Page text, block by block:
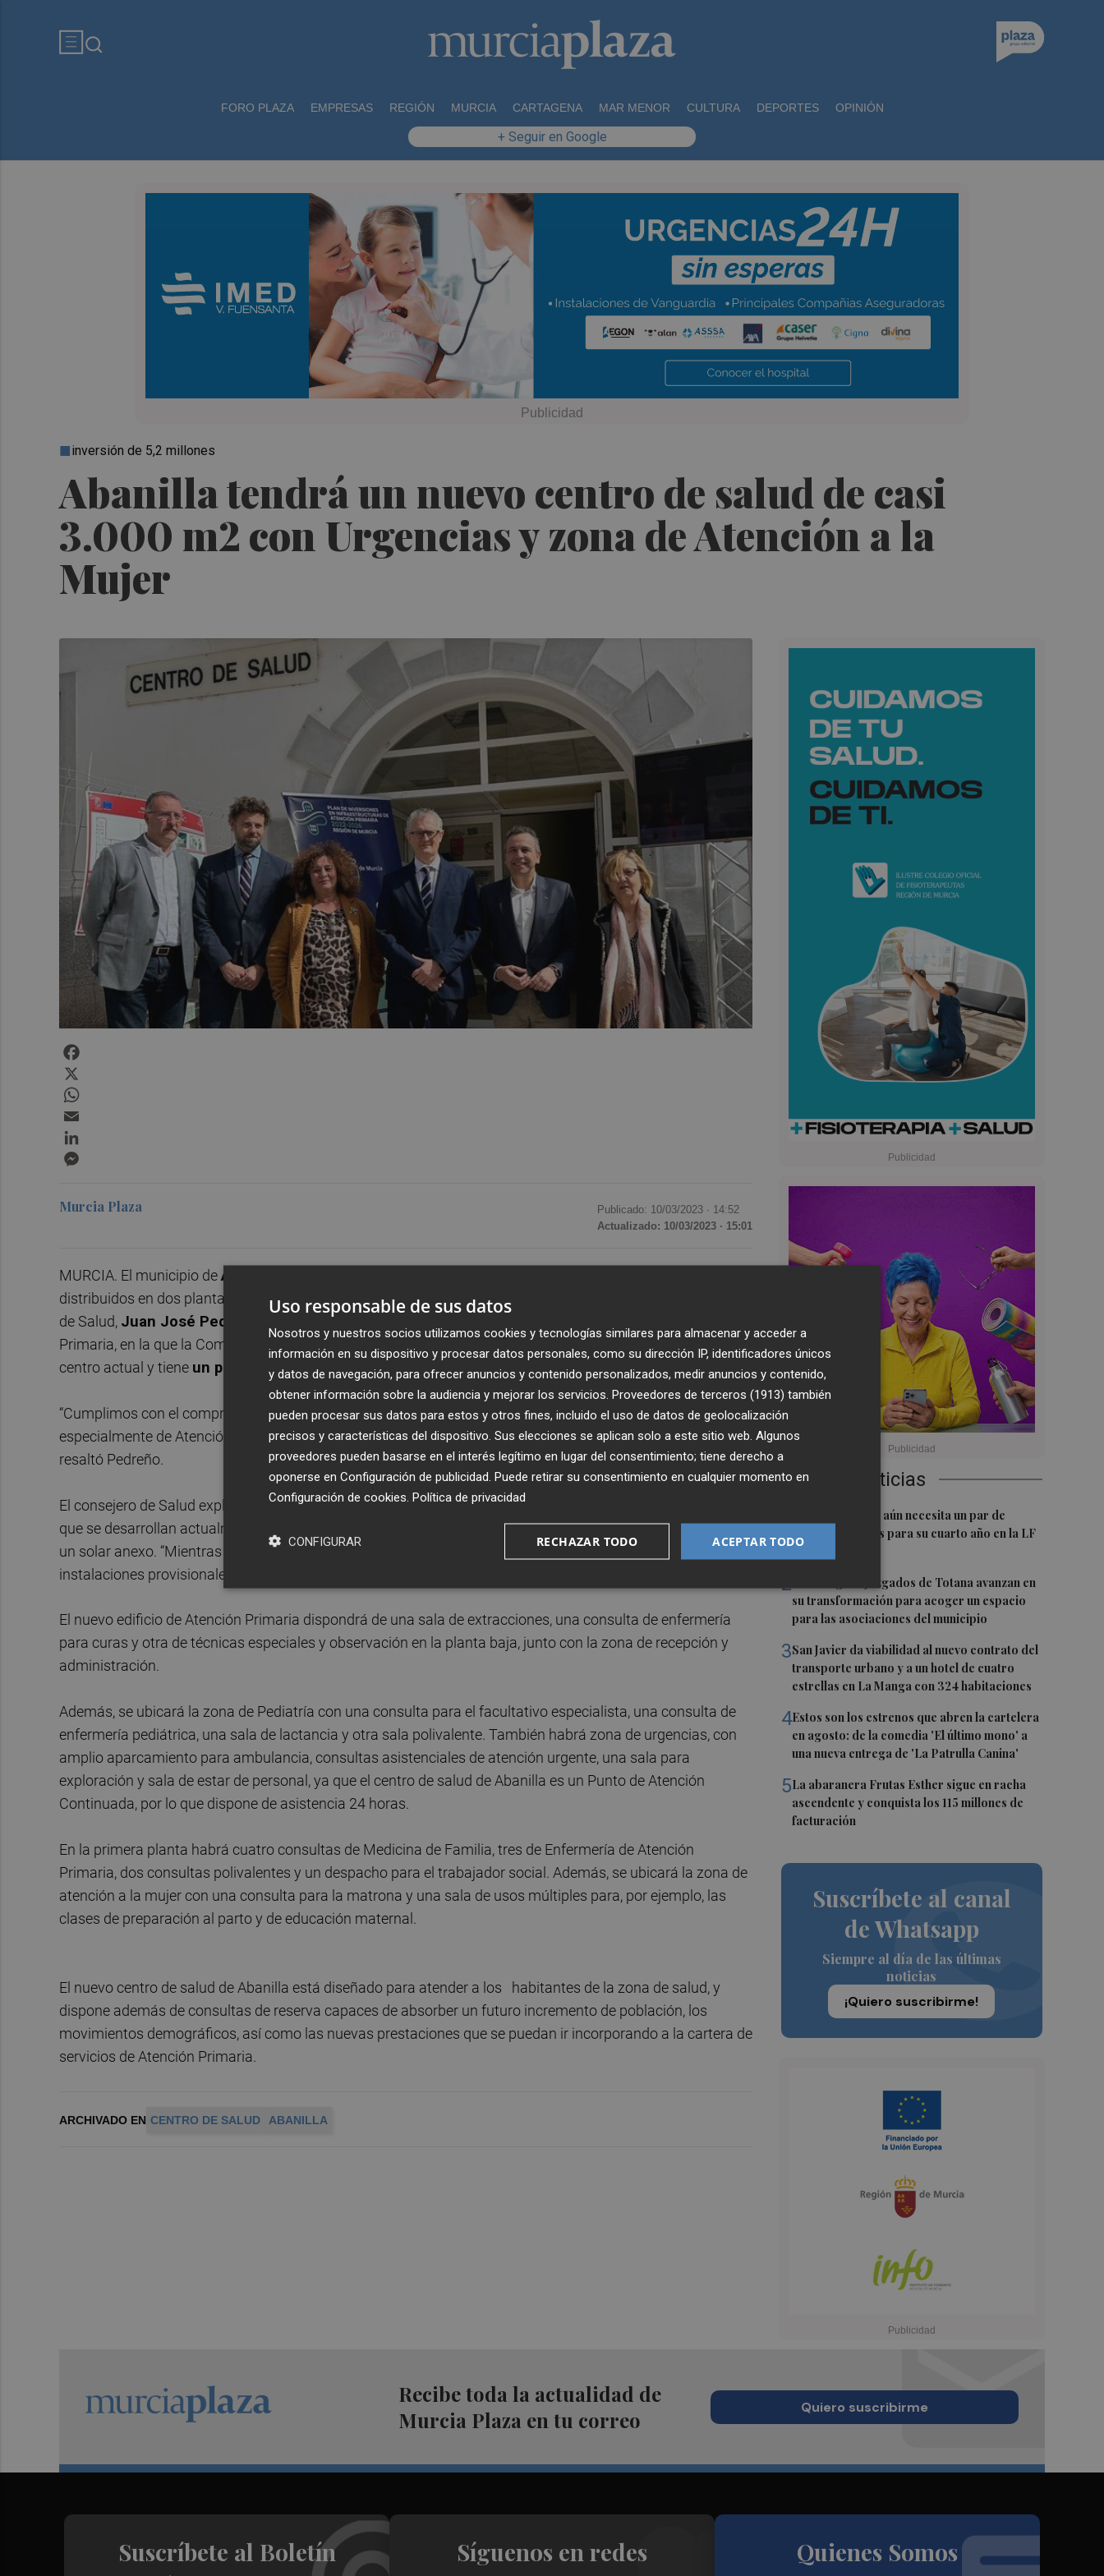
FORO PLAZA EMPRESAS REGIÓN MURCIA CARTAGENA MAR MENOR CULTURA DEPORTES OPINIÓN
+ Seguir en Google
Abanilla tendrá un nuevo centro de salud de casi
3.000 m2 con Urgencias y zona de Atención a la
Mujer
inversión de 5,2 millones
Últimas Noticias
El Hozono Jairis aún necesita un par de
incorporaciones para su cuarto año en la LF
Endesa
2 Los antiguos Juzgados de Totana avanzan en
su transformación para acoger un espacio
para las asociaciones del municipio
3San Javier da viabilidad al nuevo contrato del
transporte urbano y a un hotel de cuatro
estrellas en La Manga con 324 habitaciones
4Estos son los estrenos que abren la cartelera
en agosto: de la comedia 'El último mono' a
una nueva entrega de 'La Patrulla Canina'
5La abaranera Frutas Esther sigue en racha
ascendente y conquista los 115 millones de
facturación
Suscríbete al canal
de Whatsapp
Siempre al día de las últimas
noticias
¡Quiero suscribirme!
Murcia Plaza Publicado: 10/03/2023 · 14:52
Actualizado: 10/03/2023 · 15:01
MURCIA. El municipio deAbanilla
distribuidos en dos plantas, que dará asistencia a más de
6.000 vecinos
de Salud, Juan José Pedreño
, visitó el lugar donde se ubicará esta nueva infraestructura de Atención
Primaria, en la que la Comunidad va a invertir
. El presupuesto incluye la demolición del
centro actual y tiene un plazo de ejecución de 15 meses
“Cumplimos con el compromiso del Gobierno regional de seguir mejorando las infraestructuras,
especialmente de Atención Primaria, y continuar potenciando la asistencia sanitaria pública de calidad”,
resaltó Pedreño.
El consejero de Salud explicó que el nuevo centro se asentará donde se encuentra el actual, espacio en el
que se desarrollan actualmente los trabajos de demolición, pero ampliándolo gracias a la incorporación de
un solar anexo. “Mientras dura la construcción del nuevo centro, la asistencia se presta en unas
instalaciones provisionales que cuentan con todas las medidas de confort y calidad”, adelantó Pedreño.
El nuevo edificio de Atención Primaria dispondrá de una sala de extracciones, una consulta de enfermería
para curas y otra de técnicas especiales y observación en la planta baja, junto con la zona de recepción y
administración.
Además, se ubicará la zona de Pediatría con una consulta para el facultativo especialista, una consulta de
enfermería pediátrica, una sala de lactancia y otra sala polivalente. También habrá zona de urgencias, con
amplio aparcamiento para ambulancia, consultas asistenciales de atención urgente, una sala para
exploración y sala de estar de personal, ya que el centro de salud de Abanilla es un Punto de Atención
Continuada, por lo que dispone de asistencia 24 horas.
En la primera planta habrá cuatro consultas de Medicina de Familia, tres de Enfermería de Atención
Primaria, dos consultas polivalentes y un despacho para el trabajador social. Además, se ubicará la zona de
atención a la mujer con una consulta para la matrona y una sala de usos múltiples para, por ejemplo, las
clases de preparación al parto y de educación maternal.
El nuevo centro de salud de Abanilla está diseñado para atender a los habitantes de la zona de salud, y
dispone además de consultas de reserva capaces de absorber un futuro incremento de población, los
movimientos demográficos, así como las nuevas prestaciones que se puedan ir incorporando a la cartera de
servicios de Atención Primaria.
ARCHIVADO EN CENTRO DE SALUD ABANILLA
Recibe toda la actualidad de
Murcia Plaza en tu correo
Quiero suscribirme
Suscríbete al Boletín Síguenos en redes Quienes Somos
Uso responsable de sus datos
Nosotros y nuestros socios utilizamos cookies y tecnologías similares para almacenar y acceder a
información en su dispositivo y procesar datos personales, como su dirección IP, identificadores únicos
y datos de navegación, para ofrecer anuncios y contenido personalizados, medir anuncios y contenido,
obtener información sobre la audiencia y mejorar los servicios. Proveedores de terceros (1913) también
pueden procesar sus datos para estos y otros fines, incluido el uso de datos de geolocalización
precisos y características del dispositivo. Sus elecciones se aplican solo a este sitio web. Algunos
proveedores pueden basarse en el interés legítimo en lugar del consentimiento; tiene derecho a
oponerse en Configuración de publicidad . Puede retirar su consentimiento en cualquier momento en
Configuración de cookies Política de privacidad
ACEPTAR TODO
RECHAZAR TODO
CONFIGURAR